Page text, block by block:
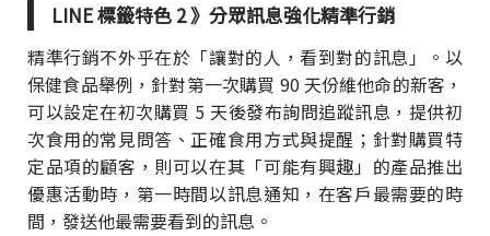
LINE 標籤特色 2 》分眾訊息強化精準行銷
精準行銷不外乎在於「讓對的人，看到對的訊息」。以
保健食品舉例，針對第一次購買 90 天份維他命的新客，
可以設定在初次購買 5 天後發布詢問追蹤訊息，提供初
次食用的常見問答、正確食用方式與提醒；針對購買特
定品項的顧客，則可以在其「可能有興趣」的產品推出
優惠活動時，第一時間以訊息通知，在客戶最需要的時
間，發送他最需要看到的訊息。